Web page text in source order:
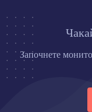
Започнете
Начало
Как да
Искате да
да следите цялата